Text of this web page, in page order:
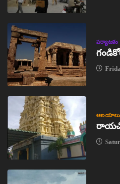
పర్యాటకం
ఆలయాలు